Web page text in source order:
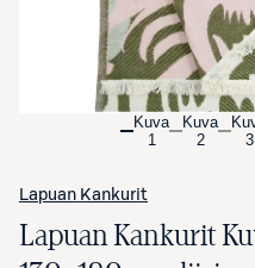
Kuva
1
Kuva
2
3
Lapuan Kankurit
Lapuan Kankurit